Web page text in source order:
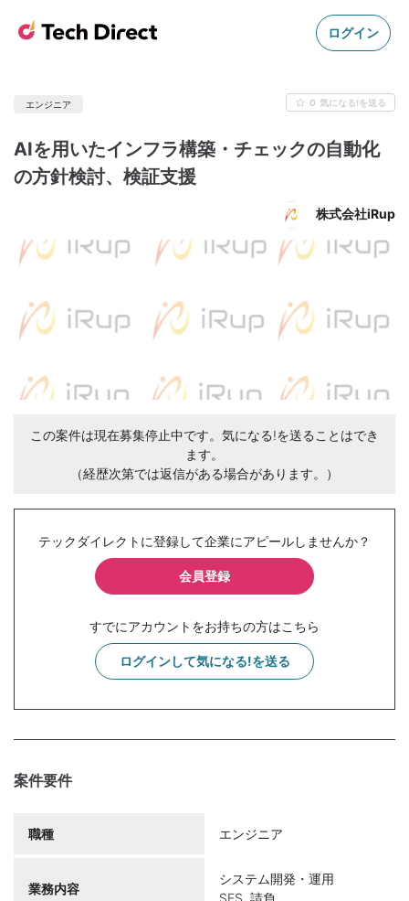
ログイン
エンジニア 0 気になる!を送る
AIを用いたインフラ構築・チェックの自動化
の方針検討、検証支援
株式会社iRup
この案件は現在募集停止中です。気になる!を送ることはでき
ます。
（経歴次第では返信がある場合があります。）
テックダイレクトに登録して企業にアピールしませんか？
会員登録
すでにアカウントをお持ちの方はこちら
ログインして気になる!を送る
案件要件
職種 エンジニア
業務内容
システム開発・運用
SES, 請負